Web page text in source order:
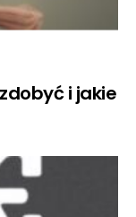
i jakie